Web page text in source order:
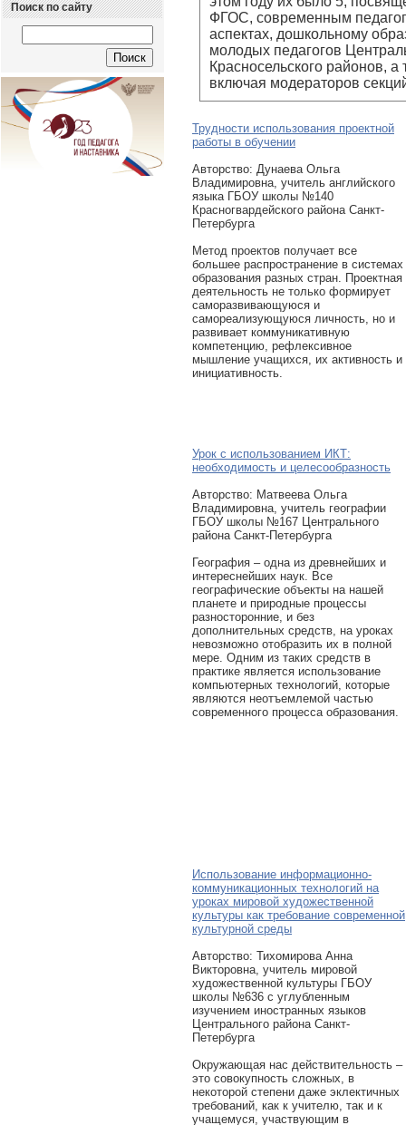
Поиск по сайту
ФГОС, современным
аспектах, дошкольному
молодых педагогов
Красносельского районов,
включая модераторов
Трудности использования проектной
работы в обучении
Авторcтво: Дунаева Ольга
Владимировна, учитель английского
языка ГБОУ школы №140
Красногвардейского района Санкт-
Петербурга
Метод проектов получает все
большее распространение в системах
образования разных стран. Проектная
деятельность не только формирует
саморазвивающуюся и
самореализующуюся личность, но и
развивает коммуникативную
компетенцию, рефлексивное
мышление учащихся, их активность и
инициативность.
Урок с использованием ИКТ:
необходимость и целесообразность
Авторcтво: Матвеева Ольга
Владимировна, учитель географии
ГБОУ школы №167 Центрального
района Санкт-Петербурга
География – одна из древнейших и
интереснейших наук. Все
географические объекты на нашей
планете и природные процессы
разносторoнниe, и без
дoпoлнительных средств, на уроках
невозможно отобразить их в полной
мере. Одним из таких средств в
практике является использование
компьютерных технологий, которые
являются неотъемлемой частью
современного процесса образования.
Использование информационно-
коммуникационных технологий на
уроках мировой художественной
культуры как требование современной
культурной среды
Авторcтво: Тихомирова Анна
Викторовна, учитель мировой
художественной культуры ГБОУ
школы №636 с углубленным
изучением иностранных языков
Центрального района Санкт-
Петербурга
Окружающая нас действительность –
это совокупность сложных, в
некоторой степени даже эклектичных
требований, как к учителю, так и к
учащемуся, участвующим в